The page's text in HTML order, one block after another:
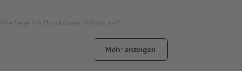
Wie lege ich Druckdaten richtig an?
Mehr anzeigen